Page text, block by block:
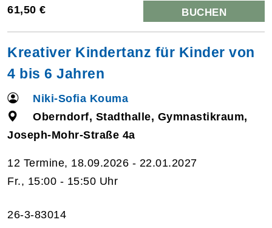
61,50 € BUCHEN
Kreativer Kindertanz für Kinder von
4 bis 6 Jahren
Niki-Sofia Kouma
Oberndorf, Stadthalle, Gymnastikraum,
Joseph-Mohr-Straße 4a
12 Termine, 18.09.2026 - 22.01.2027
Fr., 15:00 - 15:50 Uhr
26-3-83014